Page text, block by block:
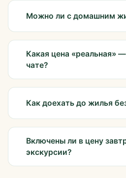
Можно ли с домашним
Какая цена «реальная»
чате?
Как доехать до жилья
Включены ли в цену
экскурсии?